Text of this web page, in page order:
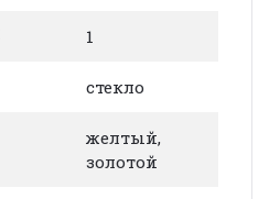
1
стекло
желтый,
золотой